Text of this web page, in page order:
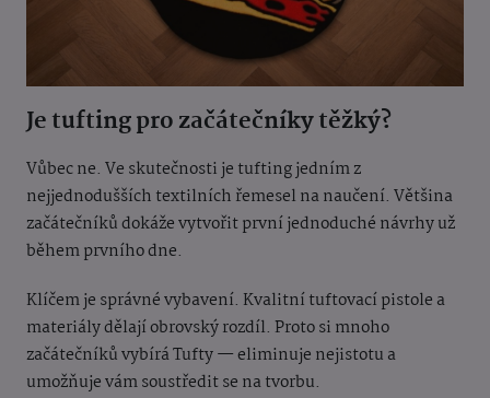
Je tufting pro začátečníky těžký?
Vůbec ne. Ve skutečnosti je tufting jedním z
nejjednodušších textilních řemesel na naučení. Většina
začátečníků dokáže vytvořit první jednoduché návrhy už
během prvního dne.
Klíčem je správné vybavení. Kvalitní tuftovací pistole a
materiály dělají obrovský rozdíl. Proto si mnoho
začátečníků vybírá Tufty — eliminuje nejistotu a
umožňuje vám soustředit se na tvorbu.